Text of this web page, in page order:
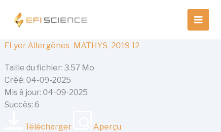
contenu
FLyer Allergènes_MATHYS_2019 12
Taille du fichier: 3.57 Mo
Créé: 04-09-2025
Mis à jour: 04-09-2025
Succès: 6
Télécharger Aperçu